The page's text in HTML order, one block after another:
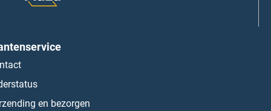
en bezorgen